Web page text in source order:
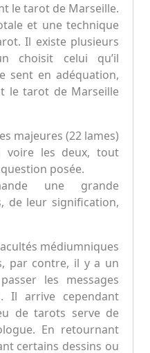
le tarot de Marseille.
et une technique
Il existe plusieurs
choisit celui qu’il
sent en adéquation,
le tarot de Marseille
majeures (22 lames)
voire les deux, tout
posée.
une grande
de leur signification,
médiumniques
par contre, il y a un
les messages
Il arrive cependant
de tarots serve de
En retournant
certains dessins ou